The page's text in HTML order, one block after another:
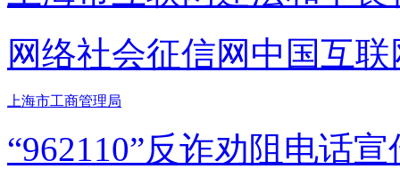
网络社会征信网 中国互
上海市工商管理局
“962110”反诈劝阻电话宣